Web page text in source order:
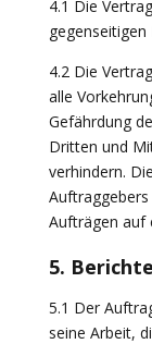
4.1 Die
gegenseitigen
4.2 Die
alle
Gefährdung
Dritten und
verhindern.
Aufträgen auf
5.
5.1 Der
seine Arbeit,